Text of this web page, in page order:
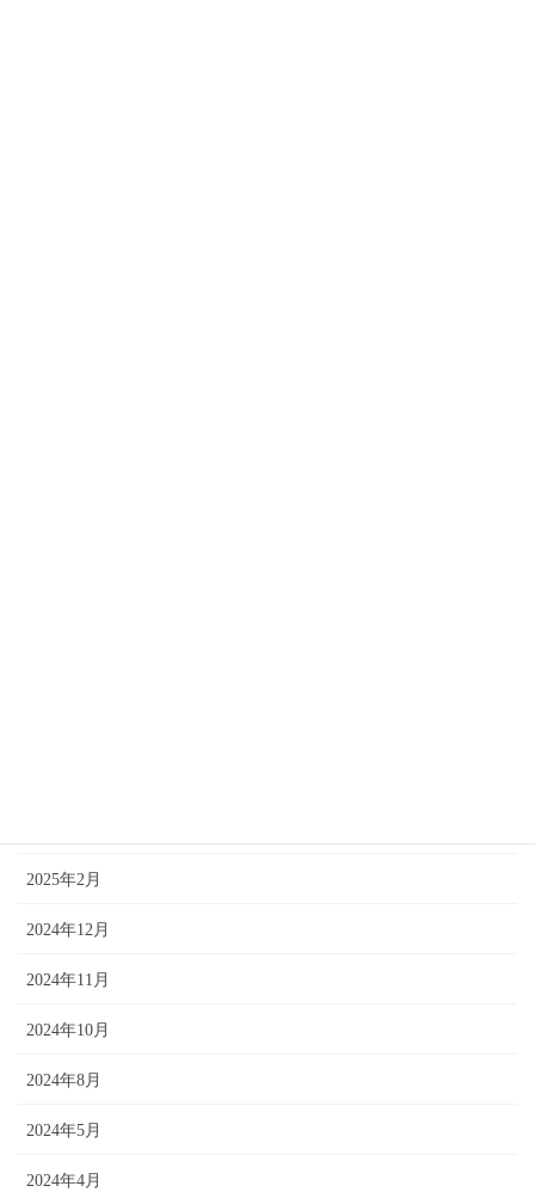
2025年2月
2024年12月
2024年11月
2024年10月
2024年8月
2024年5月
2024年4月